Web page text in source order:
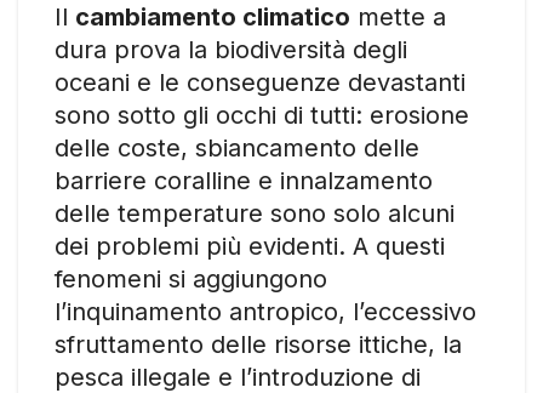
Il cambiamento climatico mette a
dura prova la biodiversità degli
oceani e le conseguenze devastanti
sono sotto gli occhi di tutti: erosione
delle coste, sbiancamento delle
barriere coralline e innalzamento
delle temperature sono solo alcuni
dei problemi più evidenti. A questi
fenomeni si aggiungono
l’inquinamento antropico, l’eccessivo
sfruttamento delle risorse ittiche, la
pesca illegale e l’introduzione di